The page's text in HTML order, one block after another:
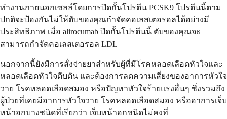
ทำงานภายนอกเซลล์โดยการปิดกั้นโปรตีน PCSK9 โปรตีนนี้ตาม
ปกติจะป้องกันไม่ให้ตับของคุณกำจัดคอเลสเตอรอลได้อย่างมี
ประสิทธิภาพ เมื่อ alirocumab ปิดกั้นโปรตีนนี้ ตับของคุณจะ
สามารถกำจัดคอเลสเตอรอล LDL
นอกจากนี้ยังมีการสั่งจ่ายยาสำหรับผู้ที่มีโรคหลอดเลือดหัวใจและ
หลอดเลือดหัวใจตีบตัน และต้องการลดความเสี่ยงของอาการหัวใจ
วาย โรคหลอดเลือดสมอง หรือปัญหาหัวใจร้ายแรงอื่นๆ ซึ่งรวมถึง
ผู้ป่วยที่เคยมีอาการหัวใจวาย โรคหลอดเลือดสมอง หรืออาการเจ็บ
หน้าอกบางชนิดที่เรียกว่า เจ็บหน้าอกชนิดไม่คงที่